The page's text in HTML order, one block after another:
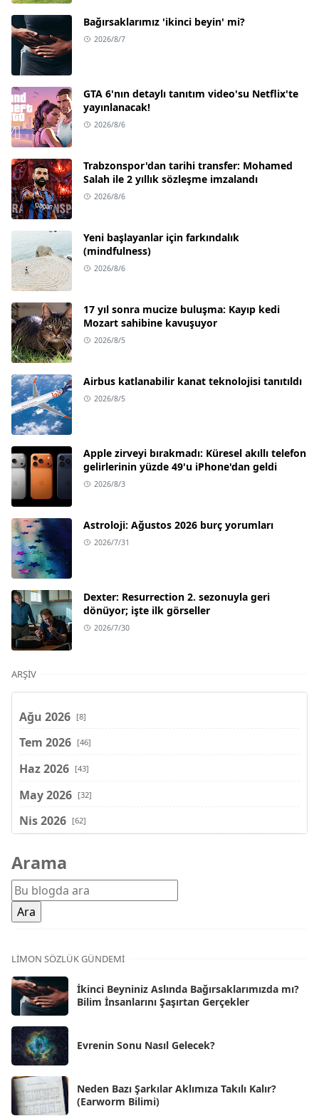
Bağırsaklarımız 'ikinci beyin' mi?
2026/8/7
GTA 6'nın detaylı tanıtım video'su Netflix'te
yayınlanacak!
2026/8/6
Trabzonspor'dan tarihi transfer: Mohamed
Salah ile 2 yıllık sözleşme imzalandı
2026/8/6
Yeni başlayanlar için farkındalık
(mindfulness)
2026/8/6
17 yıl sonra mucize buluşma: Kayıp kedi
Mozart sahibine kavuşuyor
2026/8/5
Airbus katlanabilir kanat teknolojisi tanıtıldı
2026/8/5
Apple zirveyi bırakmadı: Küresel akıllı telefon
gelirlerinin yüzde 49'u iPhone'dan geldi
2026/8/3
Astroloji: Ağustos 2026 burç yorumları
2026/7/31
Dexter: Resurrection 2. sezonuyla geri
dönüyor; işte ilk görseller
2026/7/30
ARŞIV
Ağu 2026 [8]
Tem 2026 [46]
Haz 2026 [43]
May 2026 [32]
Nis 2026 [62]
Şub 2026
Oca 2026 [72]
Ara 2025
Kas 2025
Eki 2025
Eyl 2025 [56]
Ağu 2025
Tem 2025
Haz 2025
May 2025 [54]
Arama
LIMON SÖZLÜK GÜNDEMI
İkinci Beyniniz Aslında Bağırsaklarımızda mı?
Bilim İnsanlarını Şaşırtan Gerçekler
Evrenin Sonu Nasıl Gelecek?
Neden Bazı Şarkılar Aklımıza Takılı Kalır?
(Earworm Bilimi)